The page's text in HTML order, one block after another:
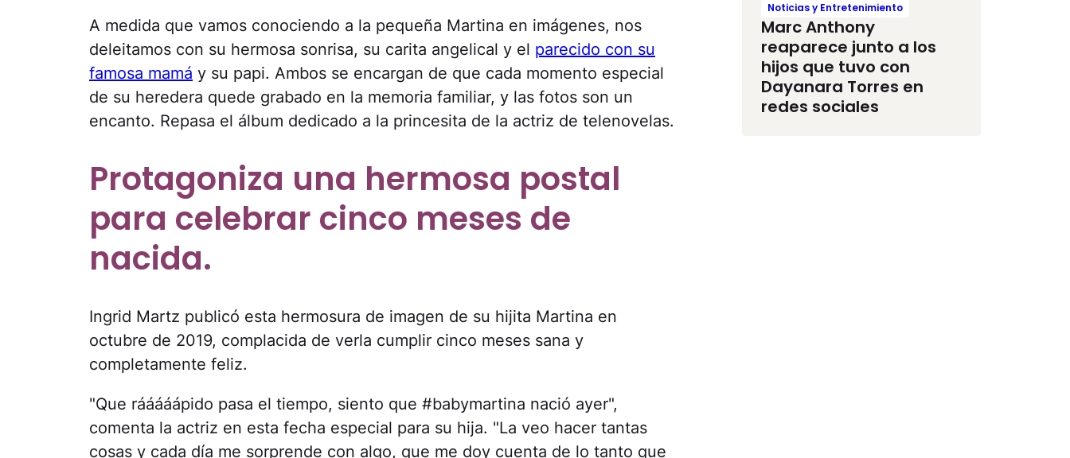
A medida que vamos conociendo a la pequeña Martina en imágenes, nos
deleitamos con su hermosa sonrisa, su carita angelical y el parecido con su
famosa mamá y su papi. Ambos se encargan de que cada momento especial
de su heredera quede grabado en la memoria familiar, y las fotos son un
encanto. Repasa el álbum dedicado a la princesita de la actriz de telenovelas.
Protagoniza una hermosa postal
para celebrar cinco meses de
nacida.
Ingrid Martz publicó esta hermosura de imagen de su hijita Martina en
octubre de 2019, complacida de verla cumplir cinco meses sana y
completamente feliz.
"Que rááááápido pasa el tiempo, siento que #babymartina nació ayer",
comenta la actriz en esta fecha especial para su hija. "La veo hacer tantas
cosas y cada día me sorprende con algo, que me doy cuenta de lo tanto que
Noticias y Entretenimiento
Marc Anthony
reaparece junto a los
hijos que tuvo con
Dayanara Torres en
redes sociales